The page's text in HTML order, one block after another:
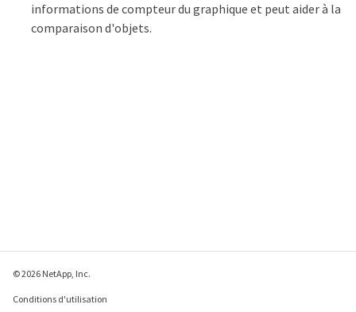
informations de compteur du graphique et peut aider à la
comparaison d'objets.
© 2026 NetApp, Inc.
Conditions d'utilisation